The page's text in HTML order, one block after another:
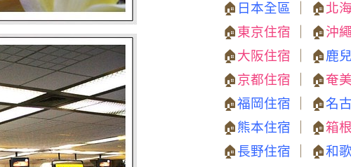
🏠 日本全區 ｜ 🏠北
🏠東京住宿 ｜ 🏠沖
🏠大阪住宿 ｜ 🏠鹿
🏠京都住宿 ｜ 🏠奄
🏠福岡住宿 ｜ 🏠名
🏠熊本住宿 ｜ 🏠箱
🏠長野住宿 ｜ 🏠和